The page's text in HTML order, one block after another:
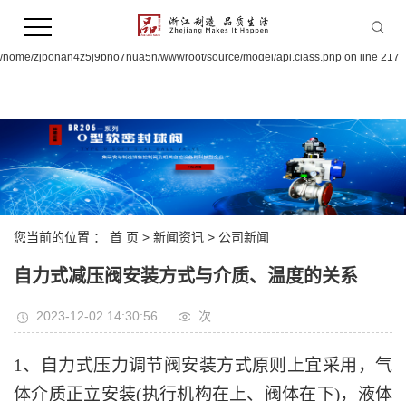
file_put_contents(/home/zjbohan4z5j9bno7hua5n/wwwroot/source/cache/
/home/zjbohan4z5j9bno7hua5n/wwwroot/source/model/api.class.php on line 217
您当前的位置 ： 首 页 > 新闻资讯 > 公司新闻
自力式减压阀安装方式与介质、温度的关系
2023-12-02 14:30:56 次
1、自力式压力调节阀安装方式原则上宜采用，气
体介质正立安装(执行机构在上、阀体在下)，液体